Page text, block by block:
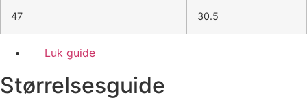
47 30.5
Luk guide
Størrelsesguide